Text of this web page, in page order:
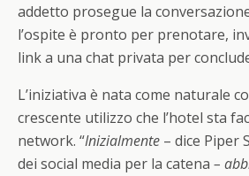
addetto prosegue la
l’ospite è pronto per prenotare,
link a una chat privata per
L’iniziativa è nata come naturale
crescente utilizzo che l’hotel sta
network. “Inizialmente – dice Piper
dei social media per la catena –